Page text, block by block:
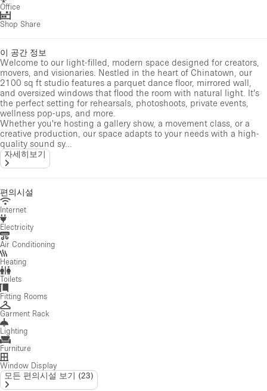
Office
Shop Share
이 공간 정보
Welcome to our light-filled, modern space designed for creators,
movers, and visionaries. Nestled in the heart of Chinatown, our
2100 sq ft studio features a parquet dance floor, mirrored wall,
and oversized windows that flood the room with natural light. It’s
the perfect setting for rehearsals, photoshoots, private events,
wellness pop-ups, and more.
Whether you're hosting a gallery show, a movement class, or a
creative production, our space adapts to your needs with a high-
quality sound sy...
자세히보기
편의시설
Internet
Electricity
Air Conditioning
Heating
Toilets
Fitting Rooms
Garment Rack
Lighting
Furniture
Window Display
모든 편의시설 보기 (23)